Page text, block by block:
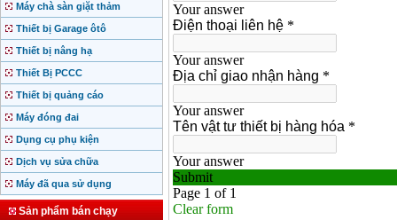
Máy chà sàn giặt thảm
Thiết bị Garage ôtô
Thiết bị nâng hạ
Thiết Bị PCCC
Thiết bị quảng cáo
Máy đóng đai
Dụng cụ phụ kiện
Dịch vụ sửa chữa
Máy đã qua sử dụng
Sản phẩm bán chạy